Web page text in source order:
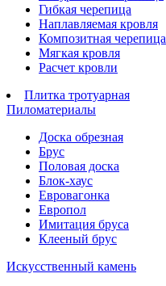
Гибкая черепица
Наплавляемая кровля
Композитная черепица
Мягкая кровля
Расчет кровли
Плитка тротуарная
Пиломатериалы
Доска обрезная
Брус
Половая доска
Блок-хаус
Евровагонка
Европол
Имитация бруса
Клееный брус
Искусственный камень